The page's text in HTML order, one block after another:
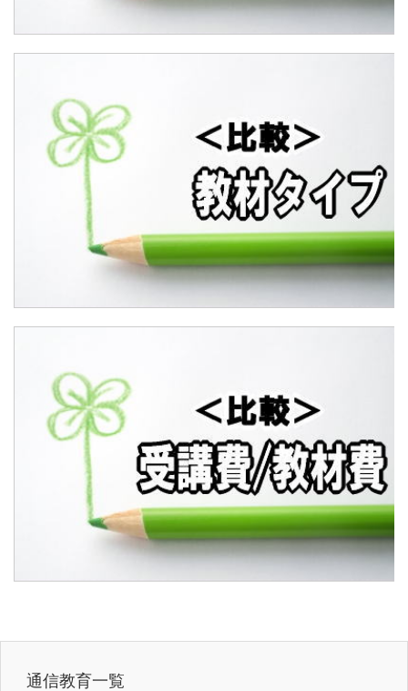
通信教育一覧